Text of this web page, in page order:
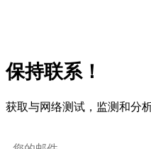
保持联系！
获取与网络测试，监测和分